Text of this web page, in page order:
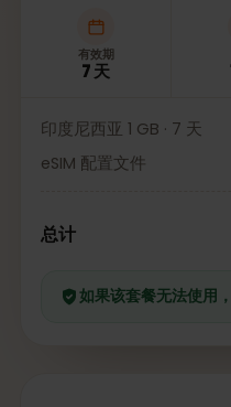
有效期
7 天
印度尼西亚 1 GB · 7 天
eSIM 配置文件
总计
如果该套餐无法使用